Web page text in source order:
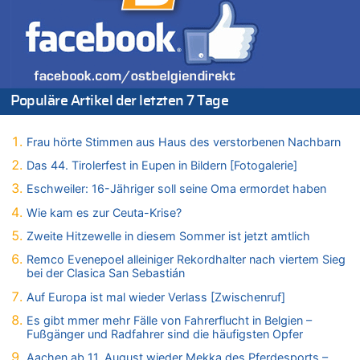
06.08.2026 - 17:23 von Hans L. zu
Zweite Hitzewelle in diesem Sommer ist jetzt amtlich
06.08.2026 - 17:21 von Dax zu
Zweite Hitzewelle in diesem Sommer ist jetzt amtlich
06.08.2026 - 17:01 von Wahlstimme? zu
FIFA-Spitze demonstriert Einigkeit trotz Kritik und neuer
06.08.2026 - 16:53 von Frage zu
Zweite Hitzewelle in diesem Sommer ist jetzt amtlich
06.08.2026 - 16:39 von Noah Parmentier zu
Zweite Hitzewelle in diesem Sommer ist jetzt amtlich
06.08.2026 - 16:10 von Dax zu
Wasserstand des Rheins in NRW so niedrig wie noch nie
06.08.2026 - 15:51 von SuperBoy zu
Eschweiler: 16-Jähriger soll seine Oma ermordet haben
06.08.2026 - 15:42 von PvD zu
Mehrere Menschen in Londons City niedergestochen
Populäre Artikel der letzten 7 Tage
Frau hörte Stimmen aus Haus des verstorbenen Nachbarn
Das 44. Tirolerfest in Eupen in Bildern [Fotogalerie]
Eschweiler: 16-Jähriger soll seine Oma ermordet haben
Wie kam es zur Ceuta-Krise?
Zweite Hitzewelle in diesem Sommer ist jetzt amtlich
Remco Evenepoel alleiniger Rekordhalter nach viertem Sieg
bei der Clasica San Sebastián
Auf Europa ist mal wieder Verlass [Zwischenruf]
Es gibt mmer mehr Fälle von Fahrerflucht in Belgien –
Fußgänger und Radfahrer sind die häufigsten Opfer